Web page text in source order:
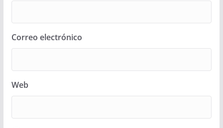
Correo electrónico
Web